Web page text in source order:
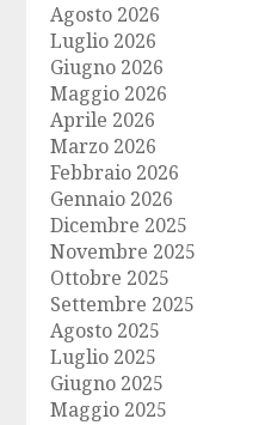
Agosto 2026
Luglio 2026
Giugno 2026
Maggio 2026
Aprile 2026
Marzo 2026
Febbraio 2026
Gennaio 2026
Dicembre 2025
Novembre 2025
Ottobre 2025
Settembre 2025
Agosto 2025
Luglio 2025
Giugno 2025
Maggio 2025